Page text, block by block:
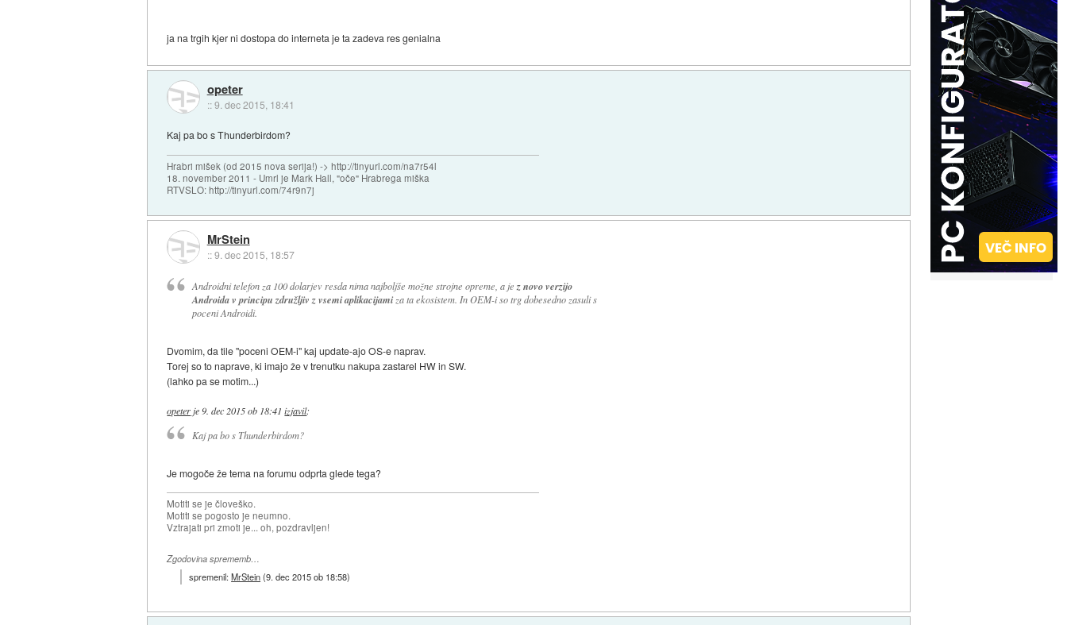
ja na trgih kjer ni dostopa do interneta je ta zadeva res genialna
opeter
::9. dec 2015, 18:41
Kaj pa bo s Thunderbirdom?
Hrabri mišek (od 2015 nova serija!) -> http://tinyurl.com/na7r54l
18. november 2011 - Umrl je Mark Hall, "oče" Hrabrega miška
RTVSLO: http://tinyurl.com/74r9n7j
MrStein
::9. dec 2015, 18:57
Androidni telefon za 100 dolarjev resda nima najboljše možne strojne opreme, a jez novo verzijo
Androida v principu združljiv z vsemi aplikacijamiza ta ekosistem. In OEM-i so trg dobesedno zasuli s
poceni Androidi.
Dvomim, da tile "poceni OEM-i" kaj update-ajo OS-e naprav.
Torej so to naprave, ki imajo že v trenutku nakupa zastarel HW in SW.
(lahko pa se motim...)
opeterje9. dec 2015 ob 18:41 izjavil:
Kaj pa bo s Thunderbirdom?
Je mogoče že tema na forumu odprta glede tega?
Motiti se je človeško.
Motiti se pogosto je neumno.
Vztrajati pri zmoti je... oh, pozdravljen!
Zgodovina sprememb…
spremenil:MrStein(9. dec 2015 ob 18:58)